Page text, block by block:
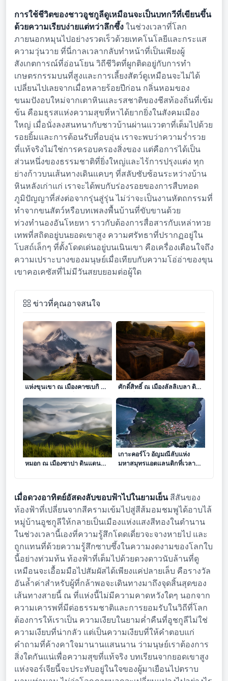
การใช้ชีวิตของชาวอูชกูลีดูเหมือนจะเป็นบทกวีที่เขียนขึ้น
ด้วยความเรียบง่ายแต่ทว่าลึกซึ้งในช่วงเวลาที่โลก
ภายนอกหมุนไปอย่างรวดเร็วด้วยเทคโนโลยีและกระแส
ความวุ่นวาย ที่นี่กาลเวลากลับทำหน้าที่เป็นเพียงผู้
สังเกตการณ์ที่อ่อนโยน วิถีชีวิตที่ผูกติดอยู่กับการทำ
เกษตรกรรมบนที่สูงและการเลี้ยงสัตว์ดูเหมือนจะไม่ได้
เปลี่ยนไปเลยจากเมื่อหลายร้อยปีก่อน กลิ่นหอมของ
ขนมปังอบใหม่จากเตาหินและรสชาติของชีสท้องถิ่นที่เข้ม
ข้น คือมธุรสแห่งความสุขที่หาได้ยากยิ่งในสังคมเมือง
ใหญ่ เมื่อนั่งลงสนทนากับชาวบ้านผ่านแววตาที่เต็มไปด้วย
รอยยิ้มและการต้อนรับที่อบอุ่น เราจะพบว่าความร่ำรวย
ที่แท้จริงไม่ใช่การครอบครองสิ่งของ แต่คือการได้เป็น
ส่วนหนึ่งของธรรมชาติที่ยิ่งใหญ่และไร้การปรุงแต่ง ทุก
ย่างก้าวบนเส้นทางเดินแคบๆ ที่สลับซับซ้อนระหว่างบ้าน
หินหลังเก่าแก่ เราจะได้พบกับร่องรอยของการสืบทอด
ภูมิปัญญาที่ส่งต่อจากรุ่นสู่รุ่น ไม่ว่าจะเป็นงานหัตถกรรมที่
ทำจากขนสัตว์หรือบทเพลงพื้นบ้านที่ขับขานด้วย
ท่วงทำนองอันโหยหา ราวกับต้องการสื่อสารกับเหล่าทวย
เทพที่สถิตอยู่บนยอดเขาสูง ความศรัทธาที่ปรากฏอยู่ใน
โบสถ์เล็กๆ ที่ตั้งโดดเด่นอยู่บนเนินเขา คือเครื่องเตือนใจถึง
ความเปราะบางของมนุษย์เมื่อเทียบกับความโอ่อ่าของขุน
เขาคอเคซัสที่ไม่มีวันสยบยอมต่อผู้ใด
ข่าวที่คุณอาจสนใจ
รอยจารึกแห่งมนตราในอุ้งมือ
แห่งขุนเขา ณ เมืองคาซเบกิ ดิน
แดนที่วิหารโดดเดี่ยวโอบกอด
ท้องฟ้า
เงาแห่งศรัทธาบนยอดเขา
ศักดิ์สิทธิ์ ณ เมืองลัลลิเบลา ดิน
แดนที่หินผาจำแลงกายเป็น
วิหารแห่งสวรรค์
เงาแห่งศตวรรษในอ้อมกอดแห่ง
หมอก ณ เมืองซาปา ดินแดนที่
เกาะคอร์โว อัญมณีลับแห่ง
มหาสมุทรแอตแลนติกที่เวลา
เมื่อดวงอาทิตย์อัสดงลับขอบฟ้าไปในยามเย็นสีสันของ
ท้องฟ้าที่เปลี่ยนจากสีครามเข้มไปสู่สีส้มอมชมพูได้อาบไล้
หมู่บ้านอูชกูลีให้กลายเป็นเมืองแห่งแสงสีทองในตำนาน
ในช่วงเวลานี้เองที่ความรู้สึกโดดเดี่ยวจะจางหายไป และ
ถูกแทนที่ด้วยความรู้สึกซาบซึ้งในความงดงามของโลกใบ
นี้อย่างท่วมท้น ท้องฟ้าที่เต็มไปด้วยดวงดาวนับล้านที่ดู
เหมือนจะเอื้อมมือไปสัมผัสได้เพียงแค่ปลายเล็บ คือรางวัล
อันล้ำค่าสำหรับผู้ที่กล้าพอจะเดินทางมาถึงจุดสิ้นสุดของ
เส้นทางสายนี้ ณ ที่แห่งนี้ไม่มีความคาดหวังใดๆ นอกจาก
ความเคารพที่มีต่อธรรมชาติและการยอมรับในวิถีที่โลก
ต้องการให้เราเป็น ความเงียบในยามค่ำคืนที่อูชกูลีไม่ใช่
ความเงียบที่น่ากลัว แต่เป็นความเงียบที่ให้คำตอบแก่
คำถามที่ค้างคาใจมานานแสนนาน ว่ามนุษย์เราต้องการ
สิ่งใดกันแน่เพื่อความสุขที่แท้จริง บทเรียนจากยอดเขาสูง
แห่งจอร์เจียนี้จะประทับอยู่ในใจของผู้มาเยือนไปตราบ